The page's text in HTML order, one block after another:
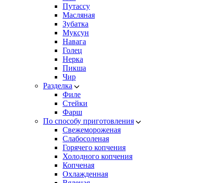
Путассу
Масляная
Зубатка
Муксун
Навага
Голец
Нерка
Пикша
Чир
Разделка
Филе
Стейки
Фарш
По способу приготовления
Свежемороженая
Cлабосоленая
Горячего копчения
Холодного копчения
Копченая
Охлажденная